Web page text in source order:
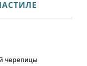
черепицы